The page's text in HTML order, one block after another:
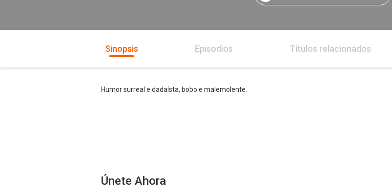
Sinopsis Episodios Títulos relacionados
Humor surreal e dadaísta, bobo e malemolente.
Únete Ahora